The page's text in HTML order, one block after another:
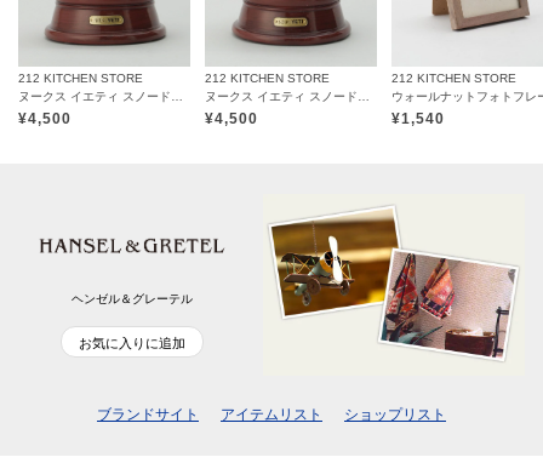
212 KITCHEN STORE
¥4,500
212 KITCHEN STORE
¥4,500
212 KITCHEN STORE
¥1,540
ヘンゼル＆グレーテル
お気に入りに追加
ブランドサイト アイテムリスト ショップリスト